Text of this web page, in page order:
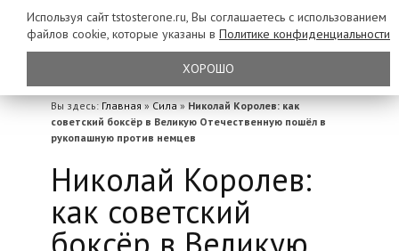
Вы здесь: Главная » Сила » Николай Королев: как
советский боксёр в Великую Отечественную пошёл в
рукопашную против немцев
Николай Королев:
как советский
Используя сайт tstosterone.ru, Вы соглашаетесь с использованием
файлов cookie, которые указаны в Политике конфиденциальности
ХОРОШО